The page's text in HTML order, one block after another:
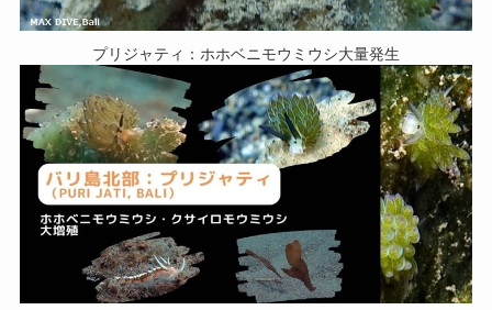
プリジャティ：ホホベニモウミウシ大量発生